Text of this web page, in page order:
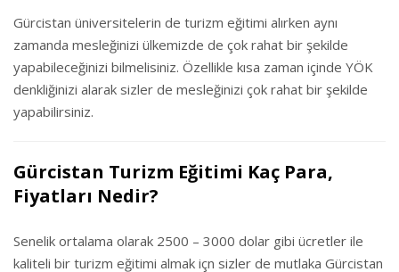
Gürcistan üniversitelerin de turizm eğitimi alırken aynı
zamanda mesleğinizi ülkemizde de çok rahat bir şekilde
yapabileceğinizi bilmelisiniz. Özellikle kısa zaman içinde YÖK
denkliğinizi alarak sizler de mesleğinizi çok rahat bir şekilde
yapabilirsiniz.
Gürcistan Turizm Eğitimi Kaç Para,
Fiyatları Nedir?
Senelik ortalama olarak 2500 – 3000 dolar gibi ücretler ile
kaliteli bir turizm eğitimi almak içn sizler de mutlaka Gürcistan